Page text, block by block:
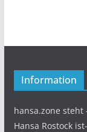
Information
hansa.zone steht
Hansa Rostock